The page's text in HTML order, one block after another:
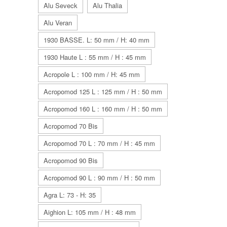
Alu Seveck
Alu Thalia
Alu Veran
1930 BASSE. L: 50 mm / H: 40 mm
1930 Haute L : 55 mm / H : 45 mm
Acropole L : 100 mm / H: 45 mm
Acropomod 125 L : 125 mm / H : 50 mm
Acropomod 160 L : 160 mm / H : 50 mm
Acropomod 70 Bis
Acropomod 70 L : 70 mm / H : 45 mm
Acropomod 90 Bis
Acropomod 90 L : 90 mm / H : 50 mm
Agra L: 73 - H: 35
Aighion L: 105 mm / H : 48 mm